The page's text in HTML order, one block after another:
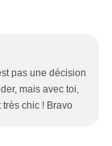
pas une décision
mais avec toi,
chic ! Bravo